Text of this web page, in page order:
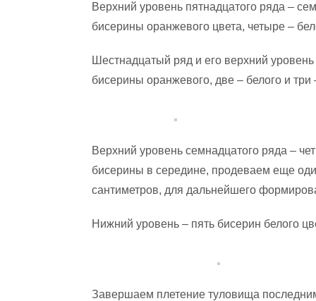
Верхний уровень пятнадцатого ряда –
бисерины оранжевого цвета, четыре –
Шестнадцатый ряд и его верхний
бисерины оранжевого, две – белого и три
Верхний уровень семнадцатого ряда –
бисерины в середине, продеваем еще
сантиметров, для дальнейшего
Нижний уровень – пять бисерин белого
Завершаем плетение туловища